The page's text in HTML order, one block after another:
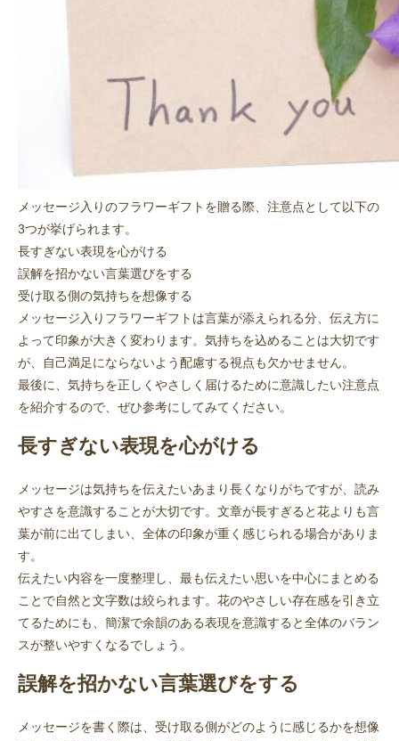
メッセージ入りのフラワーギフトを贈る際、注意点として以下の
3つが挙げられます。
長すぎない表現を心がける
誤解を招かない言葉選びをする
受け取る側の気持ちを想像する
メッセージ入りフラワーギフトは言葉が添えられる分、伝え方に
よって印象が大きく変わります。気持ちを込めることは大切です
が、自己満足にならないよう配慮する視点も欠かせません。
最後に、気持ちを正しくやさしく届けるために意識したい注意点
を紹介するので、ぜひ参考にしてみてください。
長すぎない表現を心がける
メッセージは気持ちを伝えたいあまり長くなりがちですが、読み
やすさを意識することが大切です。文章が長すぎると花よりも言
葉が前に出てしまい、全体の印象が重く感じられる場合がありま
す。
伝えたい内容を一度整理し、最も伝えたい思いを中心にまとめる
ことで自然と文字数は絞られます。花のやさしい存在感を引き立
てるためにも、簡潔で余韻のある表現を意識すると全体のバラン
スが整いやすくなるでしょう。
誤解を招かない言葉選びをする
メッセージを書く際は、受け取る側がどのように感じるかを想像